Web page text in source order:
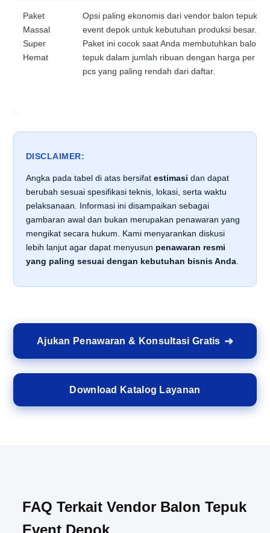
Paket
Massal
Super
Hemat
Opsi paling ekonomis dari vendor balon tepuk
event depok untuk kebutuhan produksi besar.
Paket ini cocok saat Anda membutuhkan balon
tepuk dalam jumlah ribuan dengan harga per
pcs yang paling rendah dari daftar.
DISCLAIMER:
Angka pada tabel di atas bersifat estimasi dan dapat
berubah sesuai spesifikasi teknis, lokasi, serta waktu
pelaksanaan. Informasi ini disampaikan sebagai
gambaran awal dan bukan merupakan penawaran yang
mengikat secara hukum. Kami menyarankan diskusi
lebih lanjut agar dapat menyusun penawaran resmi
yang paling sesuai dengan kebutuhan bisnis Anda.
Ajukan Penawaran & Konsultasi Gratis
Download Katalog Layanan
FAQ Terkait Vendor Balon Tepuk